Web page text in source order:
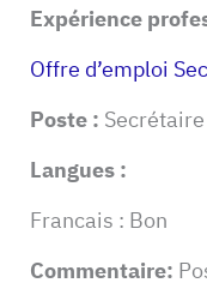
Expérience
Offre d’emploi
Poste :
Langues :
Francais : Bon
Commentaire: